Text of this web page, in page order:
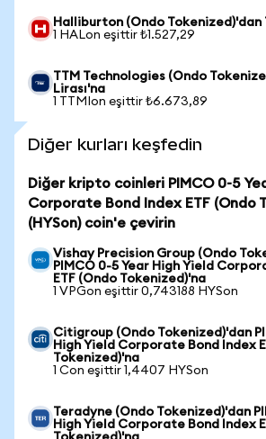
Halliburton (Ondo Tokenized)'dan
1 HALon eşittir ₺1.527,29
TTM Technologies (Ondo
Lirası'na
1 TTMIon eşittir ₺6.673,89
Diğer kurları keşfedin
Diğer kripto coinleri PIMCO 0-5
Corporate Bond Index ETF (Ondo
(HYSon) coin'e çevirin
Vishay Precision Group (Ondo
PIMCO 0-5 Year High Yield
ETF (Ondo Tokenized)'na
1 VPGon eşittir 0,743188 HYSon
Citigroup (Ondo Tokenized)'dan
High Yield Corporate Bond Index
Tokenized)'na
1 Con eşittir 1,4407 HYSon
Teradyne (Ondo Tokenized)'dan
High Yield Corporate Bond Index